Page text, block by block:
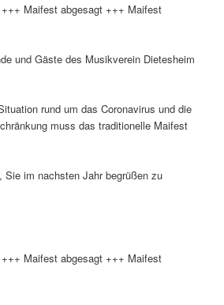
Maifest abgesagt +++ Maifest
und Gäste des Musikverein Dietesheim
rund um das Coronavirus und die
muss das traditionelle Maifest
Sie im nachsten Jahr begrüßen zu
Maifest abgesagt +++ Maifest